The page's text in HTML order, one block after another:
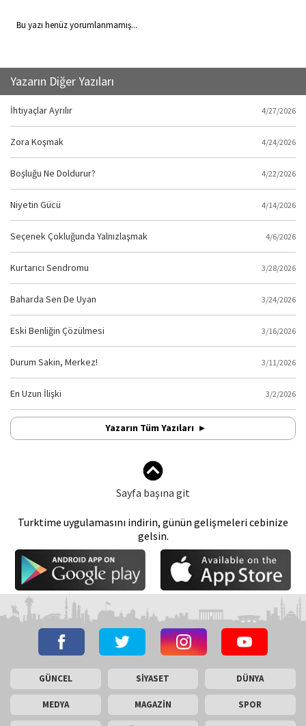
Bu yazı henüz yorumlanmamış...
Yazarın Diğer Yazıları
İhtiyaçlar Ayrılır 4/27/2026
Zora Koşmak 4/24/2026
Boşluğu Ne Doldurur? 4/22/2026
Niyetin Gücü 4/14/2026
Seçenek Çokluğunda Yalnızlaşmak 4/6/2026
Kurtarıcı Sendromu 3/28/2026
Baharda Sen De Uyan 3/24/2026
Eski Benliğin Çözülmesi 3/16/2026
Durum Sakin, Merkez! 3/11/2026
En Uzun İlişki 3/2/2026
Yazarın Tüm Yazıları
Sayfa başına git
Turktime uygulamasını indirin, günün gelişmeleri cebinize
gelsin.
GÜNCEL SİYASET DÜNYA
MEDYA MAGAZİN SPOR